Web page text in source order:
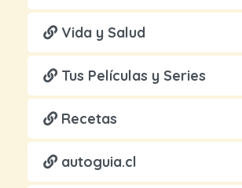
Vida y Salud
Tus Películas y Series
Recetas
autoguia.cl